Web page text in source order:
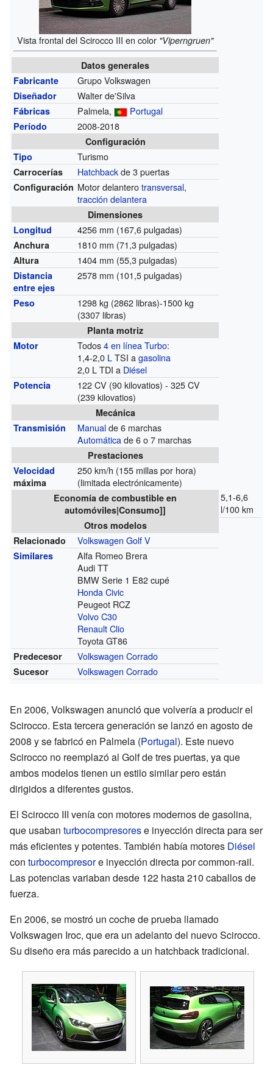
Vista frontal del Scirocco III en color "Viperngruen"
Datos generales
Fabricante
Grupo Volkswagen
Diseñador Walter de'Silva
Fábricas Palmela, Portugal
Período 2008-2018
Configuración
Tipo
Turismo
Carrocerías Hatchbackde 3 puertas
Configuración Motor delanterotransversal,
tracción delantera
Dimensiones
Longitud
4256 mm (167,6 pulgadas)
Anchura 1810 mm (71,3 pulgadas)
Altura 1404 mm (55,3 pulgadas)
Distancia
entre ejes
2578 mm (101,5 pulgadas)
Peso
1298 kg (2862 libras)-1500 kg
(3307 libras)
Planta motriz
Motor
Todos4 en líneaTurbo:
1,4-2,0 LTSI agasolina
2,0 L TDI a Diésel
Potencia
122 CV (90 kilovatios) - 325 CV
(239 kilovatios)
Mecánica
Transmisión
Manualde 6 marchas
Automáticade 6 o 7 marchas
Prestaciones
Velocidad
máxima
250 km/h (155 millas por hora)
(limitada electrónicamente)
Economía de combustible en
automóviles|Consumo]]
5,1-6,6
l/100 km
Otros modelos
Relacionado
Volkswagen Golf V
Similares
Alfa Romeo Brera
Audi TT
BMW Serie 1 E82 cupé
Honda Civic
Peugeot RCZ
Volvo C30
Renault Clio
Toyota GT86
Predecesor Volkswagen Corrado
Sucesor Volkswagen Corrado
En 2006, Volkswagen anunció que volvería a producir el
Scirocco. Esta tercera generación se lanzó en agosto de
2008 y se fabricó en Palmela (Portugal). Este nuevo
Scirocco no reemplazó al Golf de tres puertas, ya que
ambos modelos tienen un estilo similar pero están
dirigidos a diferentes gustos.
El Scirocco III venía con motores modernos de gasolina,
que usaban turbocompresorese inyección directa para ser
más eficientes y potentes. También había motores Diésel
con turbocompresore inyección directa por common-rail.
Las potencias variaban desde 122 hasta 210 caballos de
fuerza.
En 2006, se mostró un coche de prueba llamado
Volkswagen Iroc, que era un adelanto del nuevo Scirocco.
Su diseño era más parecido a un hatchback tradicional.